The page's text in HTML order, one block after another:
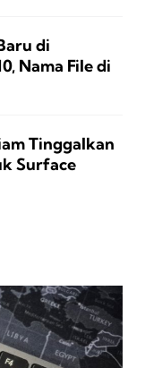
di
Nama File di
Tinggalkan
Surface